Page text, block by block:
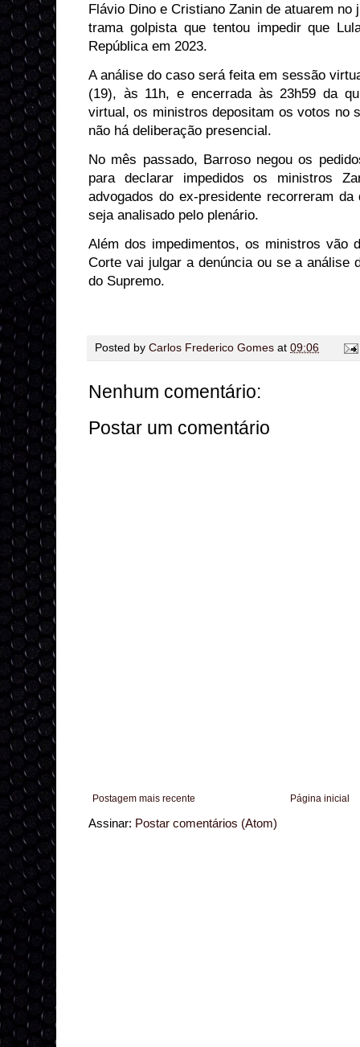
Flávio Dino e Cristiano Zanin de atuarem no
trama golpista que tentou impedir que
República em 2023.
A análise do caso será feita em sessão
(19), às 11h, e encerrada às 23h59 da
virtual, os ministros depositam os votos no
não há deliberação presencial.
No mês passado, Barroso negou os
para declarar impedidos os ministros
advogados do ex-presidente recorreram
seja analisado pelo plenário.
Além dos impedimentos, os ministros vão
Corte vai julgar a denúncia ou se a análise
do Supremo.
Posted by Carlos Frederico Gomes at 09:06
Nenhum comentário:
Postar um comentário
Postagem mais recente Página inicial
Assinar: Postar comentários (Atom)